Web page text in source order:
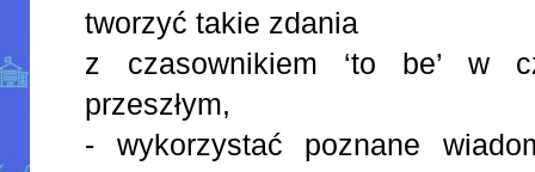
tworzyć takie zdania
z czasownikiem ‘to be’ w
przeszłym,
- wykorzystać poznane